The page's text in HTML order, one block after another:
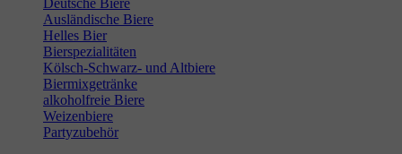
Deutsche Biere
Ausländische Biere
Helles Bier
Bierspezialitäten
Kölsch-Schwarz- und Altbiere
Biermixgetränke
alkoholfreie Biere
Weizenbiere
Partyzubehör